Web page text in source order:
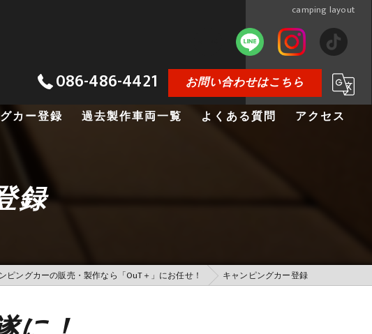
camping layout
086-486-4421
お問い合わせはこちら
カー登録 過去製作車両一覧 よくある質問 アクセス
録
ピングカーの販売・製作なら「OuT＋」にお任せ！ キャンピングカー登録
に！